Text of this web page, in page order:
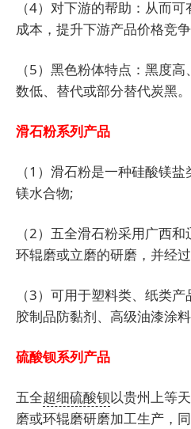
（4）对下游的帮助：从而
成本，提升下游产品价格竞争
（5）黑色粉体特点：黑度
数低、替代或部分替代炭黑。
滑石粉系列产品
（1）滑石粉是一种硅酸镁
镁水合物;
（2）五全滑石粉采用广西
环辊磨或立磨的研磨，并经
（3）可用于塑料类、纸类
胶制品防黏剂、高级油漆涂料
硫酸钡系列产品
五全超细硫酸钡以贵州上等
磨或环辊磨研磨加工生产，